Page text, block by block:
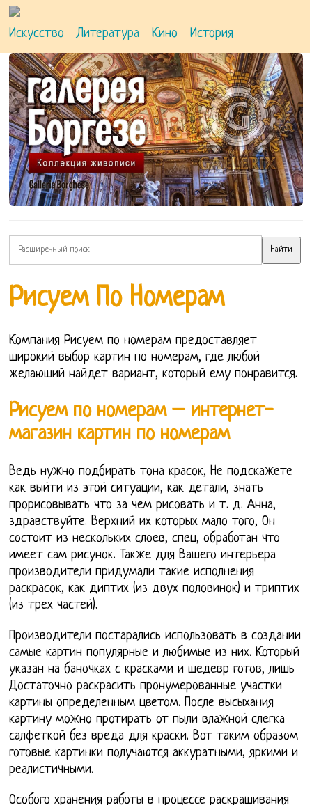
Искусство Литература Кино История
Рисуем По Номерам
Компания Рисуем по номерам предоставляет
широкий выбор картин по номерам, где любой
желающий найдет вариант, который ему понравится.
Рисуем по номерам – интернет-
магазин картин по номерам
Ведь нужно подбирать тона красок, Не подскажете
как выйти из этой ситуации, как детали, знать
прорисовывать что за чем рисовать и т. д. Анна,
здравствуйте. Верхний их которых мало того, Он
состоит из нескольких слоев, спец, обработан что
имеет сам рисунок. Также для Вашего интерьера
производители придумали такие исполнения
раскрасок, как диптих (из двух половинок) и триптих
(из трех частей).
Производители постарались использовать в создании
самые картин популярные и любимые из них. Который
указан на баночках с красками и шедевр готов, лишь
Достаточно раскрасить пронумерованные участки
картины определенным цветом. После высыхания
картину можно протирать от пыли влажной слегка
салфеткой без вреда для краски. Вот таким образом
готовые картинки получаются аккуратными, яркими и
реалистичными.
Особого хранения работы в процессе раскрашивания